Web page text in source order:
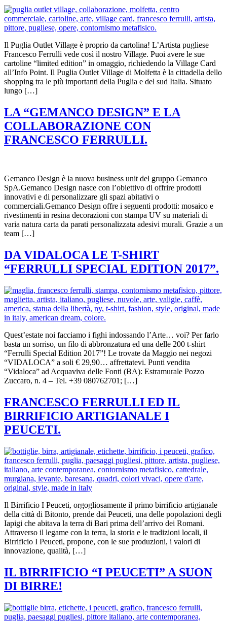
Il Puglia Outlet Village è proprio da cartolina! L’Artista pugliese
Francesco Ferrulli vede così il nostro Village. Puoi avere le sue
cartoline “limited edition” in omaggio, richiedendo la Village Card
all’Info Point. Il Puglia Outlet Village di Molfetta è la cittadella dello
shopping tra le più importanti della Puglia e del sud Italia. Situato
lungo […]
LA “GEMANCO DESIGN” E LA
COLLABORAZIONE CON
FRANCESCO FERRULLI.
Gemanco Design è la nuova business unit del gruppo Gemanco
SpA.Gemanco Design nasce con l’obiettivo di offrire prodotti
innovativi e di personalizzare gli spazi abitativi o
commerciali.Gemanco Design offre i seguenti prodotti: mosaico e
rivestimenti in resina decorazioni con stampa UV su materiali di
varia natura carta da parati personalizzata adesivi murali. Grazie a un
team […]
DA VIDALOCA LE T-SHIRT
“FERRULLI SPECIAL EDITION 2017”.
Quest’estate noi facciamo i fighi indossando l’Arte… voi? Per farlo
basta un sorriso, un filo di abbronzatura ed una delle 200 t-shirt
“Ferrulli Special Edition 2017”! Le trovate da Maggio nei negozi
“VIDALOCA” a soli € 29,90… affrettatevi. Punti vendita
“Vidaloca” ad Acquaviva delle Fonti (BA): Estramurale Pozzo
Zuccaro, n. 4 – Tel. +39 080762701; […]
FRANCESCO FERRULLI ED IL
BIRRIFICIO ARTIGIANALE I
PEUCETI.
Il Birrificio I Peuceti, orgogliosamente il primo birrificio artigianale
della città di Bitonto, prende dai Peuceti, una delle popolazioni degli
Iapigi che abitava la terra di Bari prima dell’arrivo dei Romani.
Attraverso il legame con la terra, la storia e le tradizioni locali, il
Birrificio I Peuceti, propone, con le sue produzioni, i valori di
innovazione, qualità, […]
IL BIRRIFICIO “I PEUCETI” A SUON
DI BIRRE!